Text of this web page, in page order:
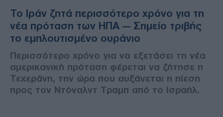
Το Ιράν ζητά περισσότερο χρόνο για τη
νέα πρόταση των ΗΠΑ — Σημείο τριβής
το εμπλουτισμένο ουράνιο
Περισσότερο χρόνο για να εξετάσει τη νέα
αμερικανική πρόταση φέρεται να ζήτησε η
Τεχεράνη, την ώρα που αυξάνεται η πίεση
προς τον Ντόναλντ Τραμπ από το Ισραήλ.